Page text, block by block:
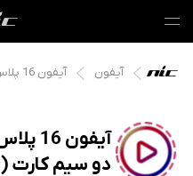
گیفت کارت
مک
آیفون آیفون 16 پلاس
دو سیم کارت (Not Active)